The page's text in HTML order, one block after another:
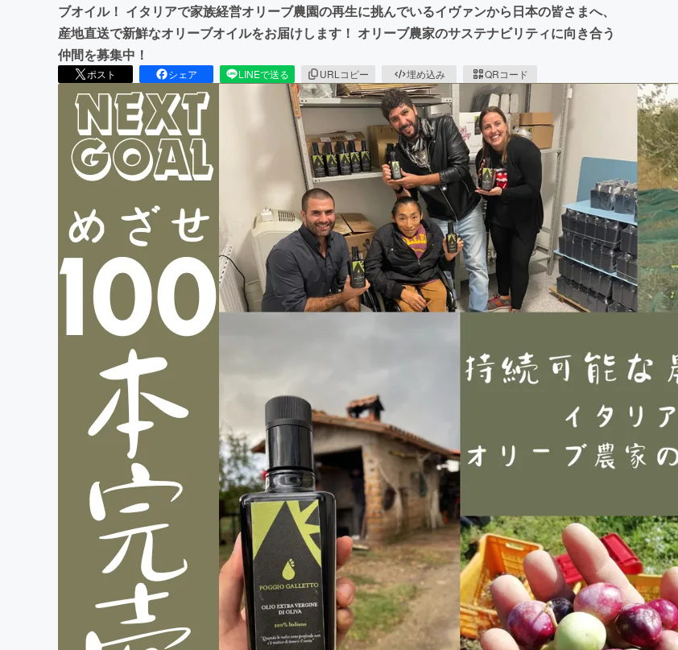
ブオイル！ イタリアで家族経営オリーブ農園の再生に挑んでいるイヴァンから日本の皆さまへ、
産地直送で新鮮なオリーブオイルをお届けします！ オリーブ農家のサステナビリティに向き合う
仲間を募集中！
ポスト シェア LINEで送る URLコピー 埋め込み QRコード